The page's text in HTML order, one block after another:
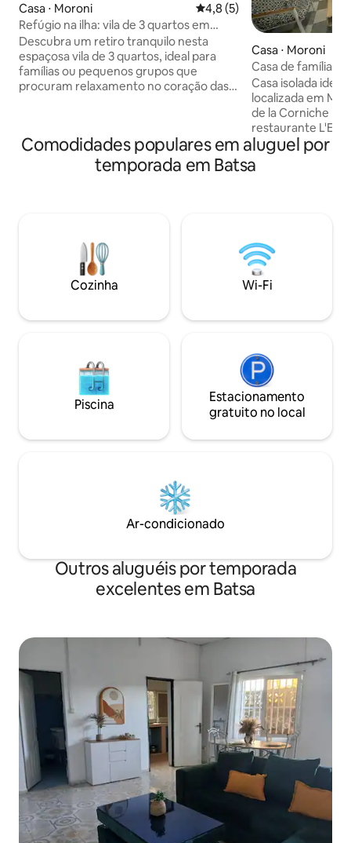
Casa ⋅ Moroni 4,8 de uma avaliação média
4,8 (5)
Refúgio na ilha: vila de 3 quartos em
Comores
Descubra um retiro tranquilo nesta
espaçosa vila de 3 quartos, ideal para
famílias ou pequenos grupos que
procuram relaxamento no coração das
espaço de jantar aconchegante. Cada
quarto é cuidadosamente mobiliado
para o conforto, garantindo noites
perfeita para memórias familiares
inesquecíveis.
Casa ⋅ Moroni
Casa de família
Casa isolada
localizada em
de la Corniche
restaurante
de imagens
mercado de
com terraço/
condicionado disponível -
fumaça para segurança
tranquila e perto
Comodidades populares em aluguel por
temporada em Batsa
Cozinha Wi-Fi
Piscina
Estacionamento
gratuito no local
Ar-condicionado
Outros aluguéis por temporada
excelentes em Batsa